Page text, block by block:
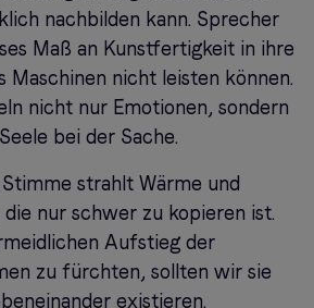
nachbilden kann. Sprecher
Maß an Kunstfertigkeit in ihre
Maschinen nicht leisten können.
nicht nur Emotionen, sondern
bei der Sache.
strahlt Wärme und
nur schwer zu kopieren ist.
Aufstieg der
zu fürchten, sollten wir sie
existieren.